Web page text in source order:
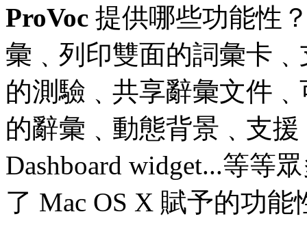
ProVoc 提供哪些功能性
彙﹑列印雙面的詞彙卡
的測驗﹑共享辭彙文件
的辭彙﹑動態背景﹑支
Dashboard widget...等等
了 Mac OS X 賦予的功能